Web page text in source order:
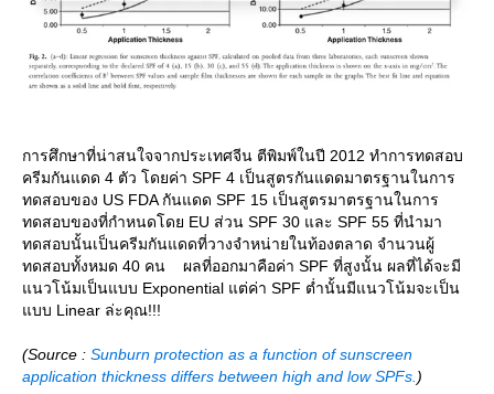
การศึกษาที่น่าสนใจจากประเทศจีน ตีพิมพ์ในปี 2012 ทำการทดสอบ
ครีมกันแดด 4 ตัว โดยค่า SPF 4 เป็นสูตรกันแดดมาตรฐานในการ
ทดสอบของ US FDA กันแดด SPF 15 เป็นสูตรมาตรฐานในการ
ทดสอบของที่กำหนดโดย EU ส่วน SPF 30 และ SPF 55 ที่นำมา
ทดสอบนั้นเป็นครีมกันแดดที่วางจำหน่ายในท้องตลาด จำนวนผู้
ทดสอบทั้งหมด 40 คน ผลที่ออกมาคือค่า SPF ที่สูงนั้น ผลที่ได้จะมี
นวโน้มเป็นแบบ Exponential แต่ค่า SPF ต่ำนั้นมีแนวโน้มจะเป็น
บบ Linear ล่ะคุณ!!!
(Source : Sunburn protection as a function of sunscreen
application thickness differs between high and low SPFs.)